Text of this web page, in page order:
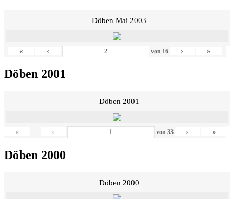
Döben Mai 2003
« ‹ von 16 › »
Döben 2001
Döben 2001
« ‹ von 33 › »
Döben 2000
Döben 2000